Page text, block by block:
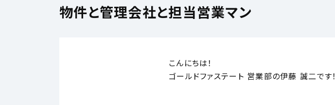
物件と管理会社と担当営業マン
こんにちは！
ゴールドファステート 営業部の伊藤 誠二です！